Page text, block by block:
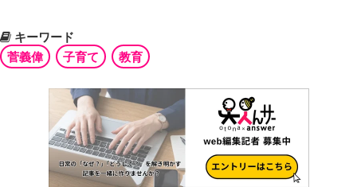
キーワード
菅義偉
子育て 教育